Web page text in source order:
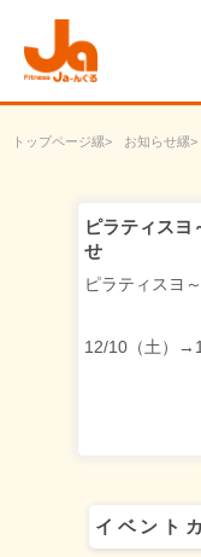
トップページ お知らせ
ピラティス
せ
ピラティスヨ
12/10（土）
イベント